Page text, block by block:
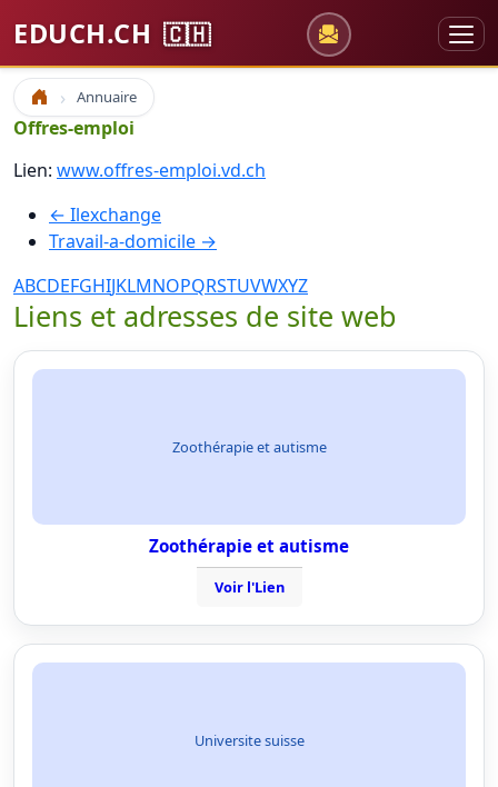
EDUCH.CH 🇨🇭
Accueil Annuaire
Offres-emploi
Lien: www.offres-emploi.vd.ch
← Ilexchange
Travail-a-domicile →
ABCDEFGHIJKLMNOPQRSTUVWXYZ
Liens et adresses de site web
Zoothérapie et autisme
Zoothérapie et autisme
Voir l'Lien
Universite suisse